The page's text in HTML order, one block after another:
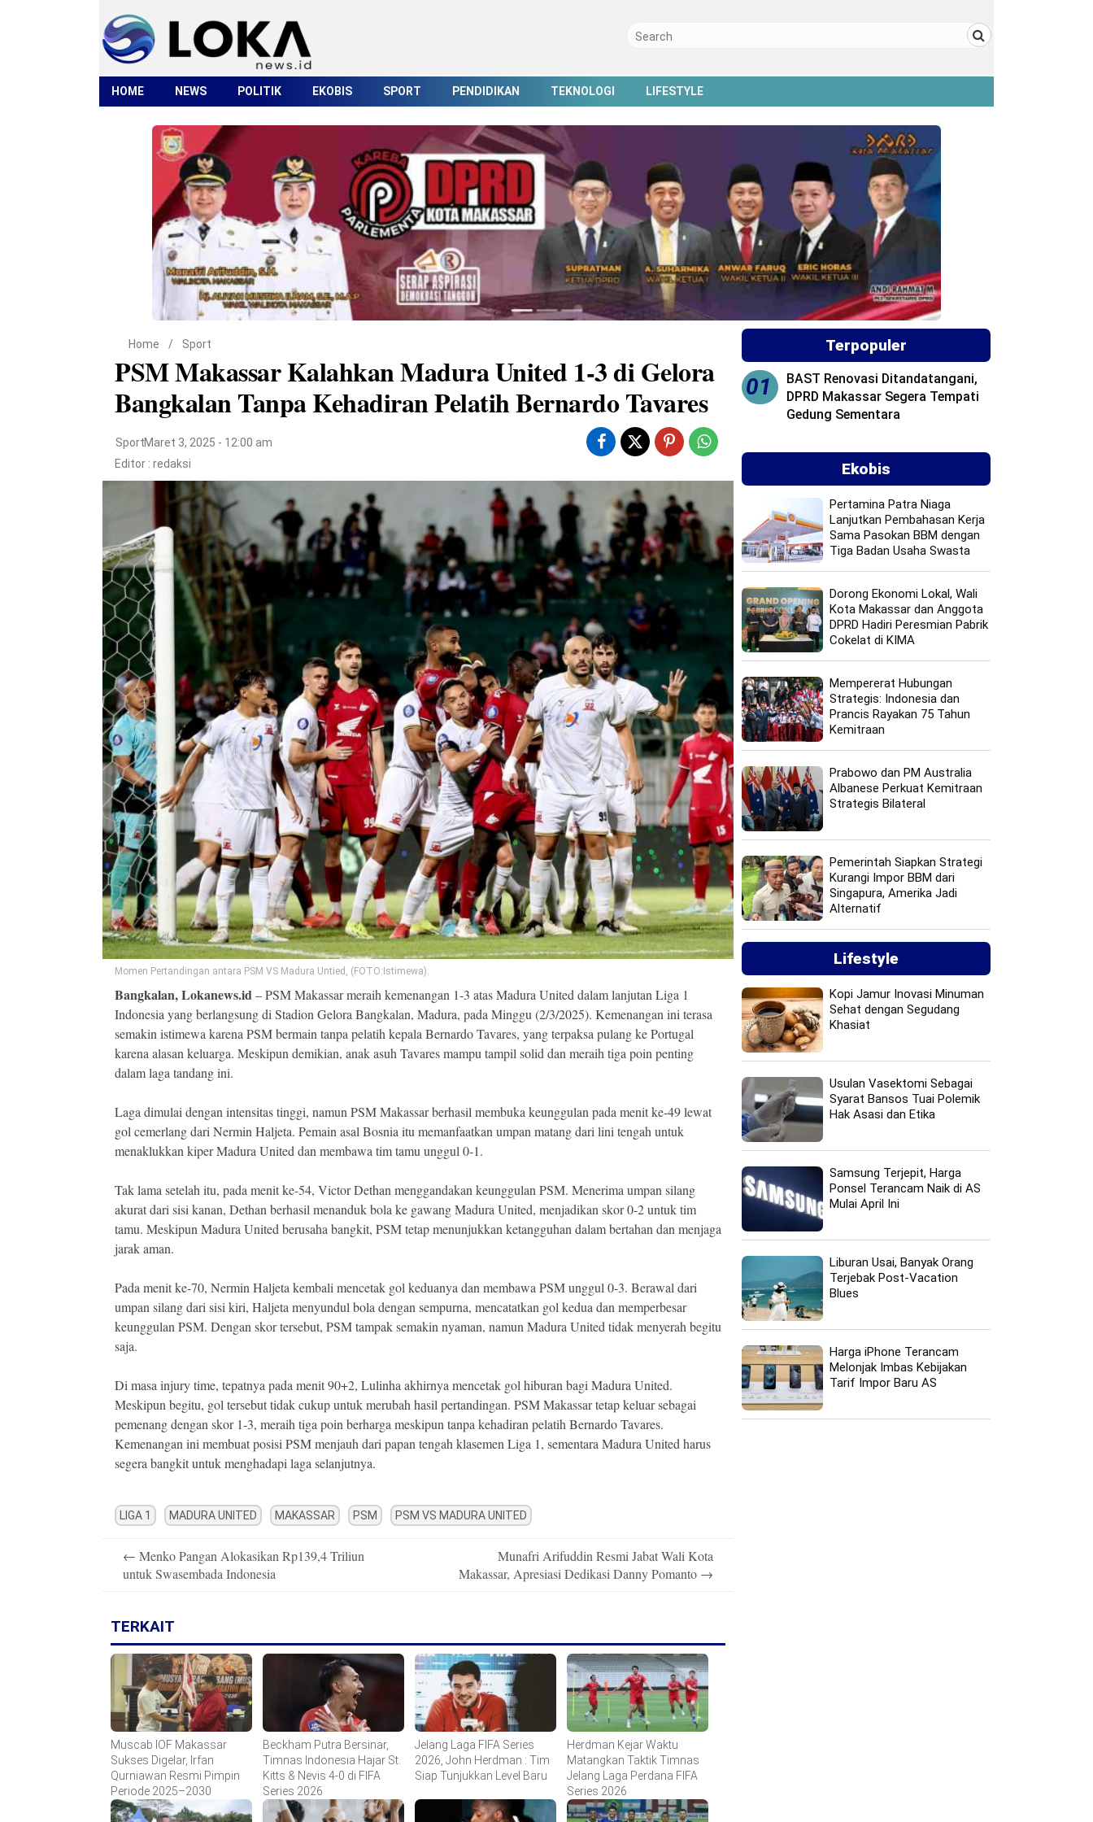
HOME NEWS POLITIK EKOBIS SPORT PENDIDIKAN TEKNOLOGI LIFESTYLE
Home / Sport
PSM Makassar Kalahkan Madura United 1-3 di Gelora
Bangkalan Tanpa Kehadiran Pelatih Bernardo Tavares
SportMaret 3, 2025 - 12:00 am
Editor : redaksi
Momen Pertandingan antara PSM VS Madura Untied, (FOTO:Istimewa).
Bangkalan, Lokanews.id– PSM Makassar meraih kemenangan 1-3 atas Madura United dalam lanjutan Liga 1
Indonesia yang berlangsung di Stadion Gelora Bangkalan, Madura, pada Minggu (2/3/2025). Kemenangan ini terasa
semakin istimewa karena PSM bermain tanpa pelatih kepala Bernardo Tavares, yang terpaksa pulang ke Portugal
karena alasan keluarga. Meskipun demikian, anak asuh Tavares mampu tampil solid dan meraih tiga poin penting
dalam laga tandang ini.
Laga dimulai dengan intensitas tinggi, namun PSM Makassar berhasil membuka keunggulan pada menit ke-49 lewat
gol cemerlang dari Nermin Haljeta. Pemain asal Bosnia itu memanfaatkan umpan matang dari lini tengah untuk
menaklukkan kiper Madura United dan membawa tim tamu unggul 0-1.
Tak lama setelah itu, pada menit ke-54, Victor Dethan menggandakan keunggulan PSM. Menerima umpan silang
akurat dari sisi kanan, Dethan berhasil menanduk bola ke gawang Madura United, menjadikan skor 0-2 untuk tim
tamu. Meskipun Madura United berusaha bangkit, PSM tetap menunjukkan ketangguhan dalam bertahan dan menjaga
jarak aman.
Pada menit ke-70, Nermin Haljeta kembali mencetak gol keduanya dan membawa PSM unggul 0-3. Berawal dari
umpan silang dari sisi kiri, Haljeta menyundul bola dengan sempurna, mencatatkan gol kedua dan memperbesar
keunggulan PSM. Dengan skor tersebut, PSM tampak semakin nyaman, namun Madura United tidak menyerah begitu
saja.
Di masa injury time, tepatnya pada menit 90+2, Lulinha akhirnya mencetak gol hiburan bagi Madura United.
Meskipun begitu, gol tersebut tidak cukup untuk merubah hasil pertandingan. PSM Makassar tetap keluar sebagai
pemenang dengan skor 1-3, meraih tiga poin berharga meskipun tanpa kehadiran pelatih Bernardo Tavares.
Kemenangan ini membuat posisi PSM menjauh dari papan tengah klasemen Liga 1, sementara Madura United harus
segera bangkit untuk menghadapi laga selanjutnya.
LIGA 1 MADURA UNITED MAKASSAR PSM PSM VS MADURA UNITED
navigation
← Menko Pangan Alokasikan Rp139,4 Triliun
untuk Swasembada Indonesia
Munafri Arifuddin Resmi Jabat Wali Kota
Makassar, Apresiasi Dedikasi Danny Pomanto →
TERKAIT
Muscab IOF Makassar
Sukses Digelar, Irfan
Qurniawan Resmi Pimpin
Periode 2025–2030
Beckham Putra Bersinar,
Timnas Indonesia Hajar St.
Kitts & Nevis 4-0 di FIFA
Series 2026
Jelang Laga FIFA Series
2026, John Herdman : Tim
Siap Tunjukkan Level Baru
Herdman Kejar Waktu
Matangkan Taktik Timnas
Jelang Laga Perdana FIFA
Series 2026
Terpopuler
01
BAST Renovasi Ditandatangani,
DPRD Makassar Segera Tempati
Gedung Sementara
Ekobis
Pertamina Patra Niaga
Lanjutkan Pembahasan Kerja
Sama Pasokan BBM dengan
Tiga Badan Usaha Swasta
Dorong Ekonomi Lokal, Wali
Kota Makassar dan Anggota
DPRD Hadiri Peresmian Pabrik
Cokelat di KIMA
Mempererat Hubungan
Strategis: Indonesia dan
Prancis Rayakan 75 Tahun
Kemitraan
Prabowo dan PM Australia
Albanese Perkuat Kemitraan
Strategis Bilateral
Pemerintah Siapkan Strategi
Kurangi Impor BBM dari
Singapura, Amerika Jadi
Alternatif
Lifestyle
Kopi Jamur Inovasi Minuman
Sehat dengan Segudang
Khasiat
Usulan Vasektomi Sebagai
Syarat Bansos Tuai Polemik
Hak Asasi dan Etika
Samsung Terjepit, Harga
Ponsel Terancam Naik di AS
Mulai April Ini
Liburan Usai, Banyak Orang
Terjebak Post-Vacation
Blues
Harga iPhone Terancam
Melonjak Imbas Kebijakan
Tarif Impor Baru AS